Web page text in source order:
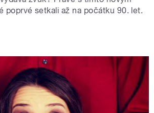
poprvé setkali až na počátku 90. let.